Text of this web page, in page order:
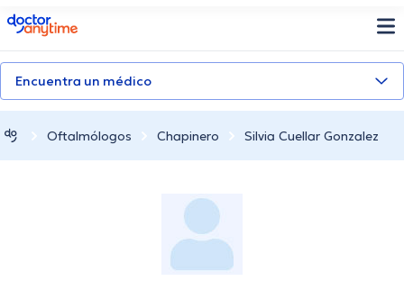
doctoranytime
Encuentra un médico
Oftalmólogos Chapinero Silvia Cuellar Gonzalez